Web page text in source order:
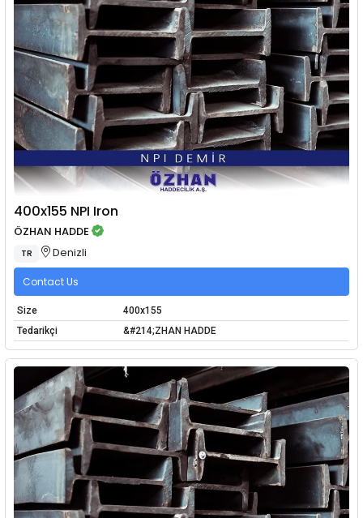
400x155 NPI Iron
ÖZHAN HADDE
TR Denizli
Contact Us
Size
400x155
Tedarikçi
&#214;ZHAN HADDE